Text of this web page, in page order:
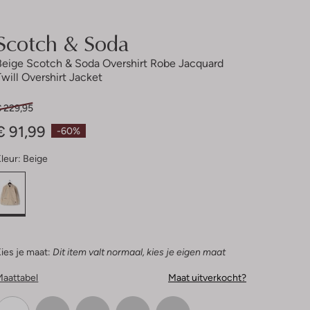
& Soda
Scotch & Soda Overshirt Robe Jacquard
Overshirt Jacket
-60%
229,95
91,99
Beige
je maat: Dit item valt normaal, kies je eigen maat
Maat uitverkocht?